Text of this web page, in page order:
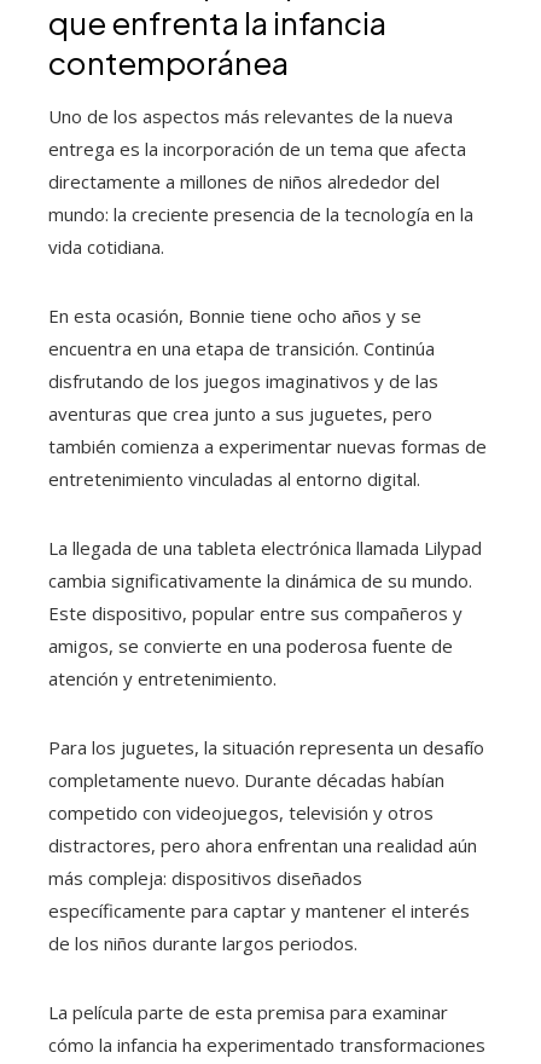
que enfrenta la infancia
contemporánea
Uno de los aspectos más relevantes de la nueva
entrega es la incorporación de un tema que afecta
directamente a millones de niños alrededor del
mundo: la creciente presencia de la tecnología en la
vida cotidiana.
En esta ocasión, Bonnie tiene ocho años y se
encuentra en una etapa de transición. Continúa
disfrutando de los juegos imaginativos y de las
aventuras que crea junto a sus juguetes, pero
también comienza a experimentar nuevas formas de
entretenimiento vinculadas al entorno digital.
La llegada de una tableta electrónica llamada Lilypad
cambia significativamente la dinámica de su mundo.
Este dispositivo, popular entre sus compañeros y
amigos, se convierte en una poderosa fuente de
atención y entretenimiento.
Para los juguetes, la situación representa un desafío
completamente nuevo. Durante décadas habían
competido con videojuegos, televisión y otros
distractores, pero ahora enfrentan una realidad aún
más compleja: dispositivos diseñados
específicamente para captar y mantener el interés
de los niños durante largos periodos.
La película parte de esta premisa para examinar
cómo la infancia ha experimentado transformaciones